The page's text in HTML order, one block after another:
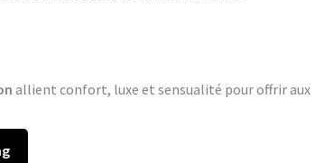
allient confort, luxe et sensualité pour offrir aux